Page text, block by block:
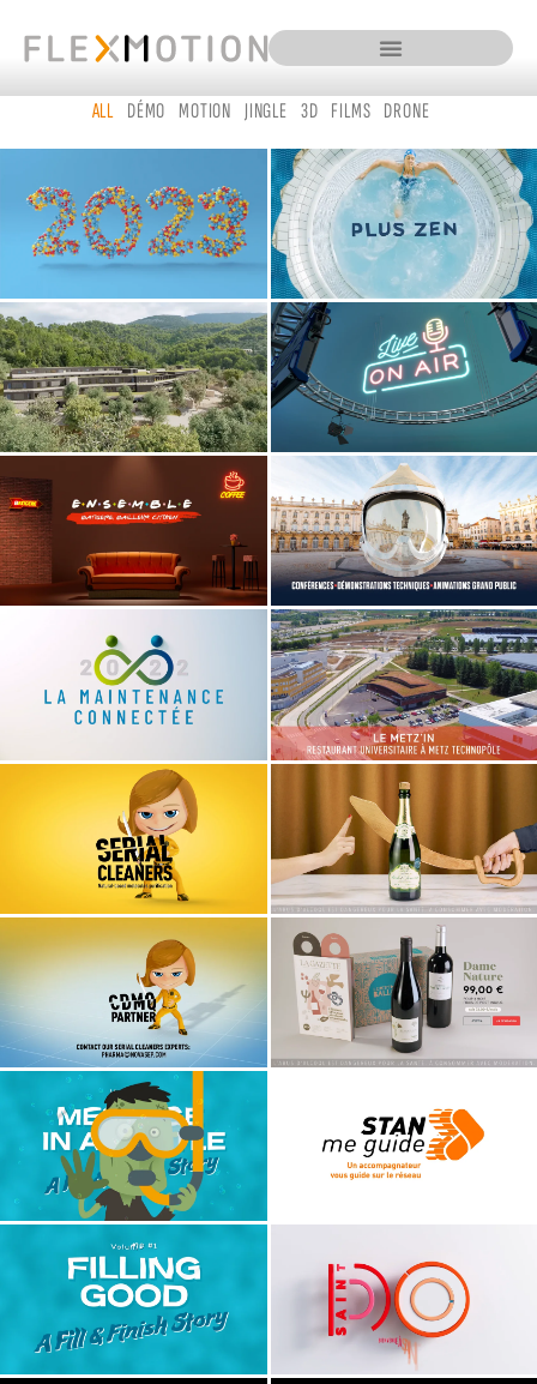
ALL DÉMO MOTION JINGLE 3D FILMS DRONE